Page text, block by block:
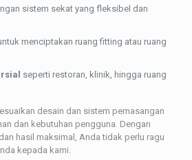
sistem sekat yang fleksibel dan
menciptakan ruang fitting atau ruang
seperti restoran, klinik, hingga ruang
desain dan sistem pemasangan
dan kebutuhan pengguna. Dengan
hasil maksimal, Anda tidak perlu ragu
kepada kami.